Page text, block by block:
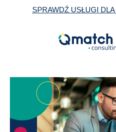
SPRAWDŹ USŁUGI
sprzedaży
obszarze